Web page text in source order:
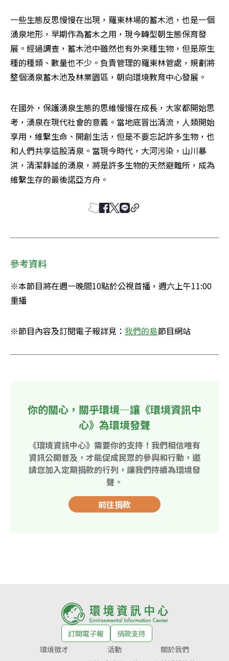
一些生態反思慢慢在出現，羅東林場的蓄木池，也是一個
湧泉地形，早期作為蓄木之用，現今轉型朝生態保育發
展。經過調查，蓄木池中雖然也有外來種生物，但是原生
種的種類、數量也不少。負責管理的羅東林管處，規劃將
整個湧泉蓄木池及林業園區，朝向環境教育中心發展。
在國外，保護湧泉生態的思維慢慢在成長，大家都開始思
考，湧泉在現代社會的意義。當地底冒出清流，人類開始
享用，維繫生命、開創生活，但是不要忘記許多生物，也
和人們共享這股清泉。當現今時代，大河污染，山川暴
洪，清潔靜謐的湧泉，將是許多生物的天然避難所，成為
維繫生存的最後諾亞方舟。
參考資料
※本節目將在週一晚間10點於公視首播，週六上午11:00
重播
※節目內容及訂閱電子報詳見： 我們的島節目網站
你的關心，關乎環境—讓《環境資訊中
心》為環境發聲
《環境資訊中心》需要你的支持！我們相信唯有
資訊公開普及，才能促成民眾的參與和行動，邀
請您加入定期捐款的行列，讓我們持續為環境發
聲。
前往捐款
訂閱電子報
捐款支持
環境徵才
活動
關於我們